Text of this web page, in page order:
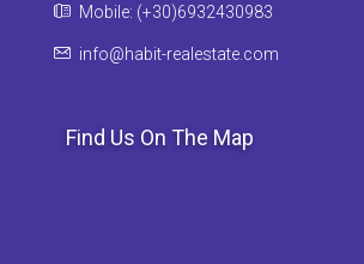
Mobile: (+30)6932430983
info@habit-realestate.com
Find Us On The Map